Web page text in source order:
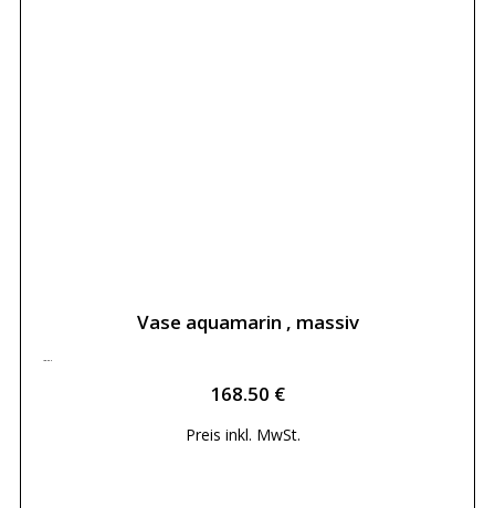
Vase aquamarin , massiv
168.50 €
168.50 €
Preis inkl. MwSt.